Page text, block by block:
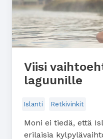
Viisi
laguunille
Islanti Retkivinkit
Moni ei tiedä, että
erilaisia